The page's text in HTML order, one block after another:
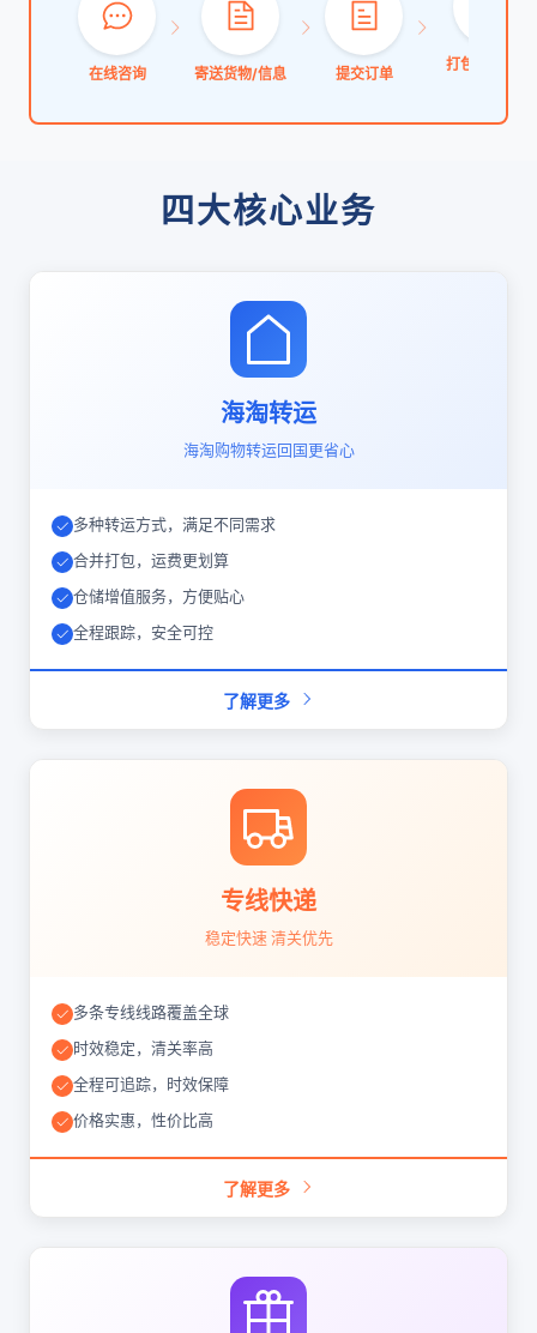
在线咨询 寄送货物/信息 提交订单
打包称重/费用
四大核心业务
海淘转运
海淘购物转运回国更省心
多种转运方式，满足不同需求
合并打包，运费更划算
仓储增值服务，方便贴心
全程跟踪，安全可控
了解更多
专线快递
稳定快速 清关优先
多条专线线路覆盖全球
时效稳定，清关率高
全程可追踪，时效保障
价格实惠，性价比高
了解更多